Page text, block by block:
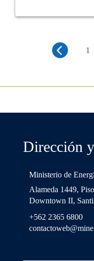
1
Dirección
Ministerio de
Alameda 1449,
Downtown II,
+562 2365 6800